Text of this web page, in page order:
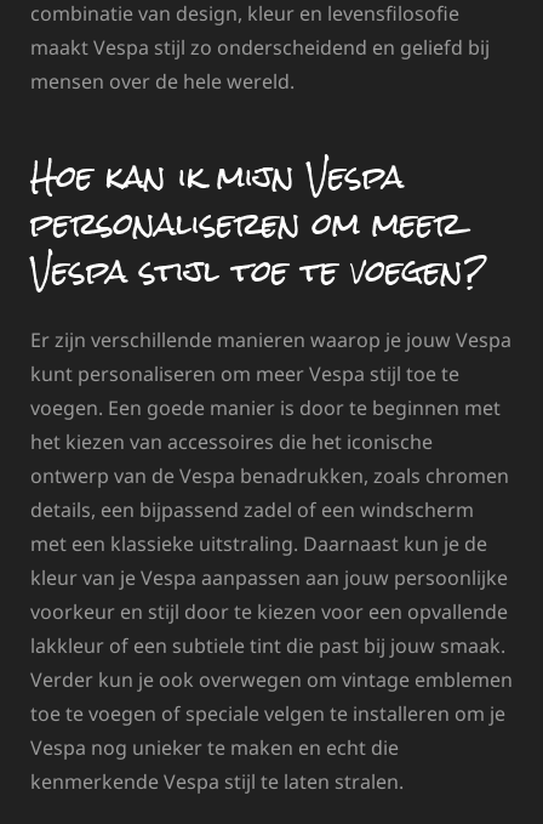
combinatie van design, kleur en levensfilosofie
maakt Vespa stijl zo onderscheidend en geliefd bij
mensen over de hele wereld.
Hoe kan ik mijn Vespa
personaliseren om meer
Vespa stijl toe te voegen?
Er zijn verschillende manieren waarop je jouw Vespa
kunt personaliseren om meer Vespa stijl toe te
voegen. Een goede manier is door te beginnen met
het kiezen van accessoires die het iconische
ontwerp van de Vespa benadrukken, zoals chromen
details, een bijpassend zadel of een windscherm
met een klassieke uitstraling. Daarnaast kun je de
kleur van je Vespa aanpassen aan jouw persoonlijke
voorkeur en stijl door te kiezen voor een opvallende
lakkleur of een subtiele tint die past bij jouw smaak.
Verder kun je ook overwegen om vintage emblemen
toe te voegen of speciale velgen te installeren om je
Vespa nog unieker te maken en echt die
kenmerkende Vespa stijl te laten stralen.